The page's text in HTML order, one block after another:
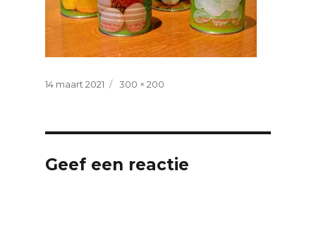
Geplaatst
14 maart 2021
Volledige
300 × 200
Geef een reactie